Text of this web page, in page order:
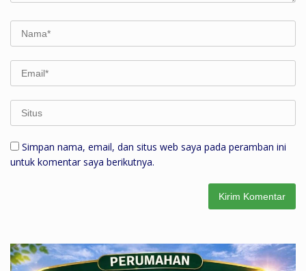
Simpan nama, email, dan situs web saya pada peramban ini
untuk komentar saya berikutnya.